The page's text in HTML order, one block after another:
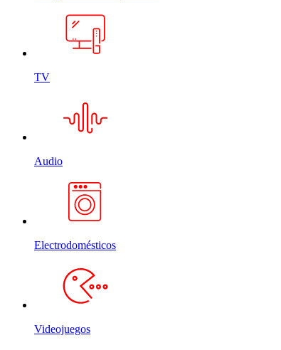
TV
Audio
Electrodomésticos
Videojuegos